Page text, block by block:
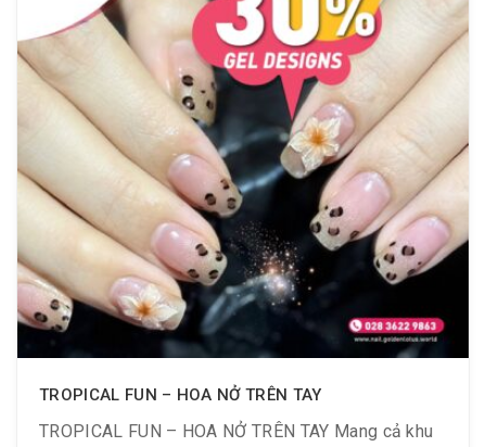
TROPICAL FUN – HOA NỞ TRÊN TAY
TROPICAL FUN – HOA NỞ TRÊN TAY Mang cả khu